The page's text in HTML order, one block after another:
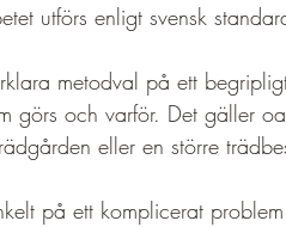
utförs enligt svensk
metodval på ett
görs och varför. Det gäller
eller en större
på ett komplicerat